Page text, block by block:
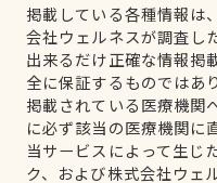
掲載している各種情報は
会社ウェルネスが調査し
出来るだけ正確な情報掲
全に保証するものではあ
掲載されている医療機関
に必ず該当の医療機関に
当サービスによって生じ
ク、および株式会社ウェ